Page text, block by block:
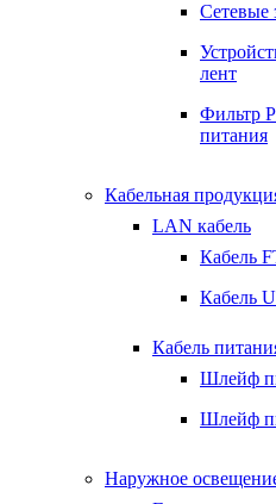
Сетевые
лент
Фильтр
питания
Кабельная
LAN кабель
Кабель
Кабель
Кабель
Шлейф
Шлейф
Наружное